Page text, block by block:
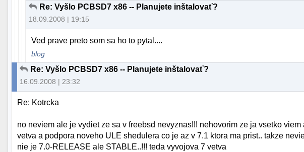
Re: Vyšlo PCBSD7 x86 -- Planujete inštalovať?
18.09.2008 | 19:15
Ved prave preto som sa ho to pytal....
blog
Re: Vyšlo PCBSD7 x86 -- Planujete inštalovať?
16.09.2008 | 23:32
Re: Kotrcka
no neviem ale je vydiet ze sa v freebsd nevyznas!!! nehovorim ze ja vsetko
vetva a podpora noveho ULE shedulera co je az v 7.1 ktora ma prist.. takze
nie je 7.0-RELEASE ale STABLE..!!! teda vyvojova 7 vetva